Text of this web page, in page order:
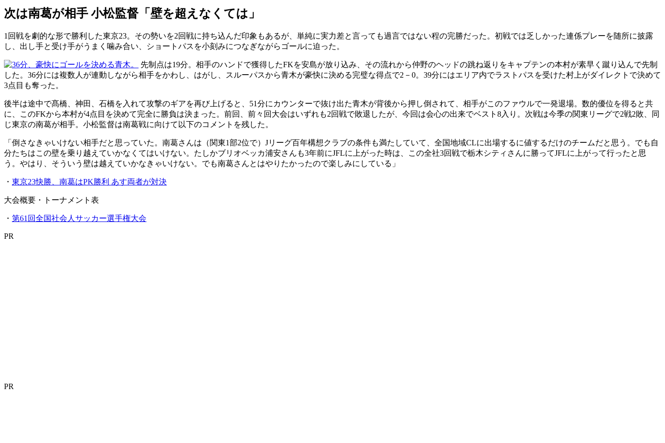
次は南葛が相手 小松監督「壁を超えなくては」
1回戦を劇的な形で勝利した東京23。その勢いを2回戦に持ち込んだ印象もあるが、単純に実力差と言っても過言ではない程の完勝だった。初戦では乏しかった連係プレーを随所に披露
し、出し手と受け手がうまく噛み合い、ショートパスを小刻みにつなぎながらゴールに迫った。
先制点は19分。相手のハンドで獲得したFKを安島が放り込み、その流れから仲野のヘッドの跳ね返りをキャプテンの本村が素早く蹴り込んで先制
した。36分には複数人が連動しながら相手をかわし、はがし、スルーパスから青木が豪快に決める完璧な得点で2－0。39分にはエリア内でラストパスを受けた村上がダイレクトで決めて
3点目も奪った。
後半は途中で髙橋、神田、石橋を入れて攻撃のギアを再び上げると、51分にカウンターで抜け出た青木が背後から押し倒されて、相手がこのファウルで一発退場。数的優位を得ると共
に、このFKから本村が4点目を決めて完全に勝負は決まった。前回、前々回大会はいずれも2回戦で敗退したが、今回は会心の出来でベスト8入り。次戦は今季の関東リーグで2戦2敗、同
じ東京の南葛が相手。小松監督は南葛戦に向けて以下のコメントを残した。
「倒さなきゃいけない相手だと思っていた。南葛さんは（関東1部2位で）Jリーグ百年構想クラブの条件も満たしていて、全国地域CLに出場するに値するだけのチームだと思う。でも自
分たちはこの壁を乗り越えていかなくてはいけない。たしかブリオベッカ浦安さんも3年前にJFLに上がった時は、この全社3回戦で栃木シティさんに勝ってJFLに上がって行ったと思
う。やはり、そういう壁は越えていかなきゃいけない。でも南葛さんとはやりたかったので楽しみにしている」
・ 東京23快勝、南葛はPK勝利 あす両者が対決
大会概要・トーナメント表
・ 第61回全国社会人サッカー選手権大会
PR
PR